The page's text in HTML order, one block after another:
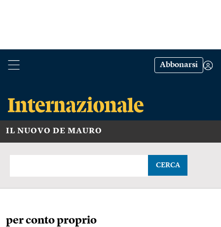
Abbonarsi
IL NUOVO DE MAURO
CERCA
per conto proprio